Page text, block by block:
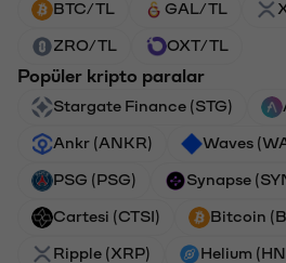
BTC/TL GAL/TL
ZRO/TL OXT/TL
Popüler kripto paralar
Stargate Finance (STG)
Ankr (ANKR) Waves
PSG (PSG) Synapse
Cartesi (CTSI) Bitcoin
Ripple (XRP) Helium